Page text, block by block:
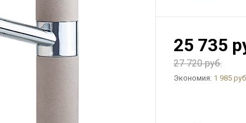
25 735
27 720 руб.
Экономия: 1 985